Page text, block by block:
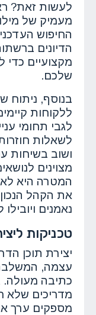
לעשות זאת?
מעמיק של
החיפוש
הדיונים
מקצועיים
שלכם.
בנוסף, ניתוח
ללקוחות
לגבי תחומי
לשאלות
ושוב בשיחות
מצוינים
המטרה היא
את הקהל
נאמנים
טכניקות
יצירת תוכן
עצמה,
כתיבה
מדריכים שלא
מספקים ערך